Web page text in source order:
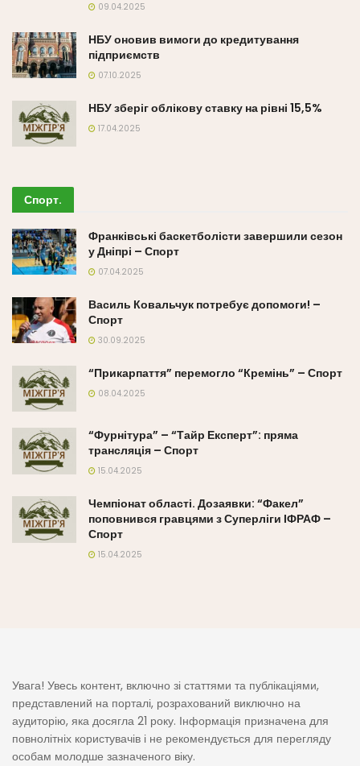
09.04.2025
НБУ оновив вимоги до кредитування
підприємств
07.10.2025
НБУ зберіг облікову ставку на рівні 15,5%
17.04.2025
Спорт.
Франківські баскетболісти завершили сезон
у Дніпрі – Спорт
07.04.2025
Василь Ковальчук потребує допомоги! –
Спорт
30.09.2025
“Прикарпаття” перемогло “Кремінь” – Спорт
08.04.2025
“Фурнітура” – “Тайр Експерт”: пряма
трансляція – Спорт
15.04.2025
Чемпіонат області. Дозаявки: “Факел”
поповнився гравцями з Суперліги ІФРАФ –
Спорт
15.04.2025
Увага! Увесь контент, включно зі статтями та публікаціями,
представлений на порталі, розрахований виключно на
аудиторію, яка досягла 21 року. Інформація призначена для
повнолітніх користувачів і не рекомендується для перегляду
особам молодше зазначеного віку.